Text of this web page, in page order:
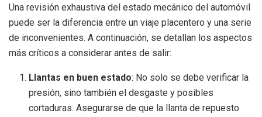
Una revisión exhaustiva del estado mecánico del automóvil
puede ser la diferencia entre un viaje placentero y una serie
de inconvenientes. A continuación, se detallan los aspectos
más críticos a considerar antes de salir:
Llantas en buen estado: No solo se debe verificar la
presión, sino también el desgaste y posibles
cortaduras. Asegurarse de que la llanta de repuesto